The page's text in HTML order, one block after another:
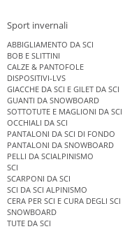
Sport invernali
ABBIGLIAMENTO DA SCI
BOB E SLITTINI
CALZE & PANTOFOLE
DISPOSITIVI-LVS
GIACCHE DA SCI E GILET DA SCI
GUANTI DA SNOWBOARD
SOTTOTUTE E MAGLIONI DA SCI
OCCHIALI DA SCI
PANTALONI DA SCI DI FONDO
PANTALONI DA SNOWBOARD
PELLI DA SCIALPINISMO
SCI
SCARPONI DA SCI
SCI DA SCI ALPINISMO
CERA PER SCI E CURA DEGLI SCI
SNOWBOARD
TUTE DA SCI